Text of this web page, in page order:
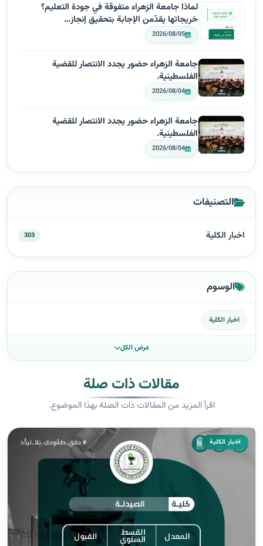
لماذا جامعة الزهراء متفوقة في جودة التعليم؟
خريجاتها يقدّمن الإجابة بتحقيق إنجاز…
2026/08/05
جامعة الزهراء حضور يجدد الانتصار للقضية
الفلسطينية.
2026/08/04
جامعة الزهراء حضور يجدد الانتصار للقضية
الفلسطينية.
2026/08/04
التصنيفات
اخبار الكلية 303
الوسوم
اخبار الكلية
عرض الكل
مقالات ذات صلة
اقرأ المزيد من المقالات ذات الصلة بهذا الموضوع.
اخبار الكلية